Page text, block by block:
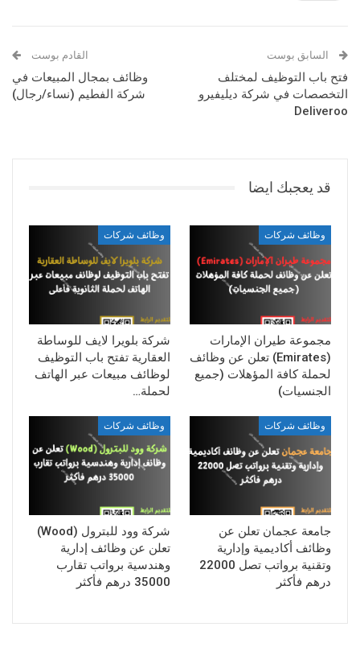
السابق بوست
فتح باب التوظيف لمختلف
التخصصات في شركة ديليفيرو
Deliveroo
القادم بوست
وظائف بمجال المبيعات في
شركة الفطيم (نساء/رجال)
قد يعجبك ايضا
وظائف شركات
مجموعة طيران الإمارات
(Emirates) تعلن عن وظائف
لحملة كافة المؤهلات (جميع
الجنسيات)
وظائف شركات
شركة بلويرا لايف للوساطة
العقارية تفتح باب التوظيف
لوظائف مبيعات عبر الهاتف
لحملة…
وظائف شركات
جامعة عجمان تعلن عن
وظائف أكاديمية وإدارية
وتقنية برواتب تصل 22000
درهم فأكثر
وظائف شركات
شركة وود للبترول (Wood)
تعلن عن وظائف إدارية
وهندسية برواتب تقارب
35000 درهم فأكثر